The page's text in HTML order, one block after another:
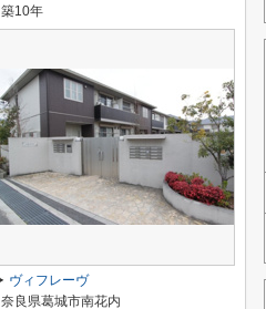
築10年
ヴィフレーヴ
奈良県葛城市南花内